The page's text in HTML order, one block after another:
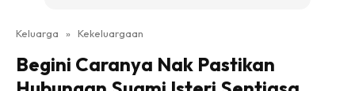
Keluarga » Kekeluargaan
Begini Caranya Nak Pastikan